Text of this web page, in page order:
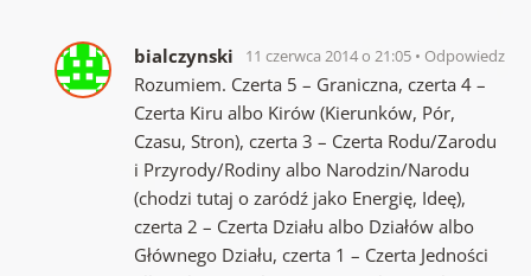
bialczynski 11 czerwca 2014 o 21:05 Odpowiedz
Rozumiem. Czerta 5 – Graniczna, czerta 4 –
Czerta Kiru albo Kirów (Kierunków, Pór,
Czasu, Stron), czerta 3 – Czerta Rodu/Zarodu
i Przyrody/Rodiny albo Narodzin/Narodu
(chodzi tutaj o zaródź jako Energię, Ideę),
czerta 2 – Czerta Działu albo Działów albo
Głównego Działu, czerta 1 – Czerta Jedności